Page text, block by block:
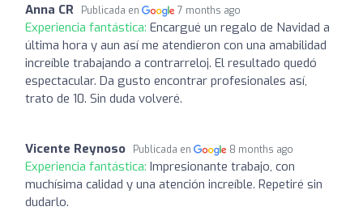
Anna CR Publicada en 7 months ago
Experiencia fantástica: Encargué un regalo de Navidad a
última hora y aun así me atendieron con una amabilidad
increíble trabajando a contrarreloj. El resultado quedó
espectacular. Da gusto encontrar profesionales así,
trato de 10. Sin duda volveré.
Vicente Reynoso Publicada en 8 months ago
Experiencia fantástica: Impresionante trabajo, con
muchísima calidad y una atención increíble. Repetiré sin
dudarlo.